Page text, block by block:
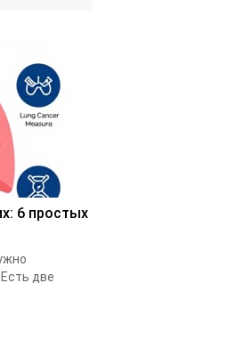
6 простых
две